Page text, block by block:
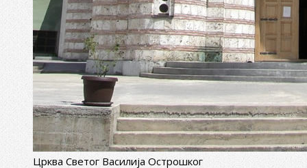
Црква Светог Василија Острошког